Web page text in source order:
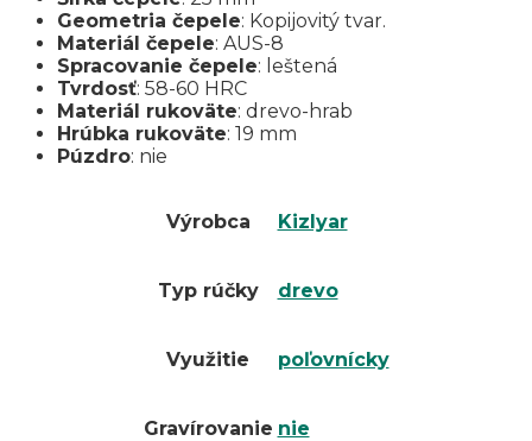
Geometria čepele: Kopijovitý tvar.
Materiál čepele: AUS-8
Spracovanie čepele: leštená
Tvrdosť: 58-60 HRC
Materiál rukoväte: drevo-hrab
Hrúbka rukoväte: 19 mm
Púzdro: nie
Výrobca Kizlyar
Typ rúčky drevo
Využitie poľovnícky
Gravírovanie nie